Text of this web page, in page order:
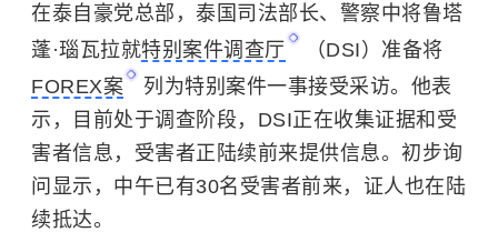
在泰自豪党总部，泰国司法部长、警察中将鲁塔
蓬·瑙瓦拉就特别案件调查厅
（DSI）准备将
FOREX案
列为特别案件一事接受采访。他表
示，目前处于调查阶段，DSI正在收集证据和受
害者信息，受害者正陆续前来提供信息。初步询
问显示，中午已有30名受害者前来，证人也在陆
续抵达。